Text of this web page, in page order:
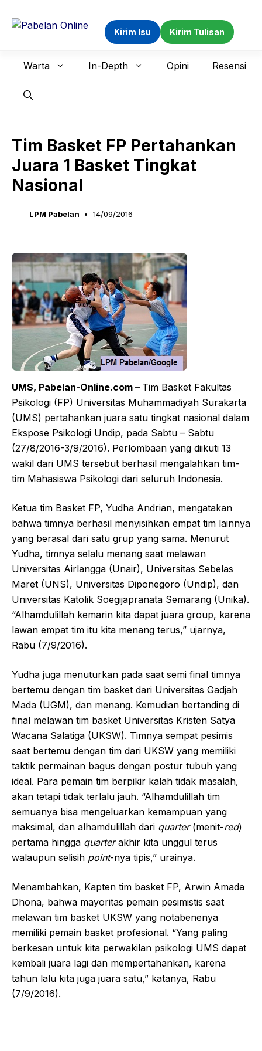
Kirim Isu Kirim Tulisan
Warta In-Depth Opini Resensi
Tim Basket FP Pertahankan
Juara 1 Basket Tingkat
Nasional
LPM Pabelan 14/09/2016
UMS, Pabelan-Online.com – Tim Basket Fakultas
Psikologi (FP) Universitas Muhammadiyah Surakarta
(UMS) pertahankan juara satu tingkat nasional dalam
Ekspose Psikologi Undip, pada Sabtu – Sabtu
(27/8/2016-3/9/2016). Perlombaan yang diikuti 13
wakil dari UMS tersebut berhasil mengalahkan tim-
tim Mahasiswa Psikologi dari seluruh Indonesia.
Ketua tim Basket FP, Yudha Andrian, mengatakan
bahwa timnya berhasil menyisihkan empat tim lainnya
yang berasal dari satu grup yang sama. Menurut
Yudha, timnya selalu menang saat melawan
Universitas Airlangga (Unair), Universitas Sebelas
Maret (UNS), Universitas Diponegoro (Undip), dan
Universitas Katolik Soegijapranata Semarang (Unika).
“Alhamdulillah kemarin kita dapat juara group, karena
lawan empat tim itu kita menang terus,” ujarnya,
Rabu (7/9/2016).
Yudha juga menuturkan pada saat semi final timnya
bertemu dengan tim basket dari Universitas Gadjah
Mada (UGM), dan menang. Kemudian bertanding di
final melawan tim basket Universitas Kristen Satya
Wacana Salatiga (UKSW). Timnya sempat pesimis
saat bertemu dengan tim dari UKSW yang memiliki
taktik permainan bagus dengan postur tubuh yang
ideal. Para pemain tim berpikir kalah tidak masalah,
akan tetapi tidak terlalu jauh. “Alhamdulillah tim
semuanya bisa mengeluarkan kemampuan yang
maksimal, dan alhamdulillah dari quarter(menit-red)
pertama hingga quarterakhir kita unggul terus
walaupun selisih point-nya tipis,” urainya.
Menambahkan, Kapten tim basket FP, Arwin Amada
Dhona, bahwa mayoritas pemain pesimistis saat
melawan tim basket UKSW yang notabenenya
memiliki pemain basket profesional. “Yang paling
berkesan untuk kita perwakilan psikologi UMS dapat
kembali juara lagi dan mempertahankan, karena
tahun lalu kita juga juara satu,” katanya, Rabu
(7/9/2016).